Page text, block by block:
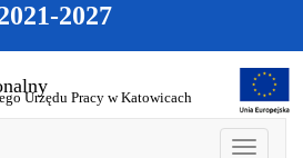
2027
Urzędu Pracy w Katowicach